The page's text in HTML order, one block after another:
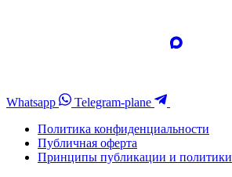
Whatsapp
Telegram-plane
Политика конфиденциальности
Публичная оферта
Принципы публикации и политики